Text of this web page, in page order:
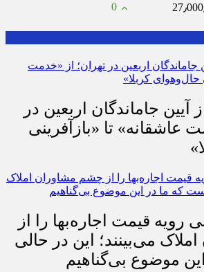
0
جاماندگان اربعین در
عاشقانه» تا «بازآفرینی
رویه قیمت اجاره‌بها را از
می‌بینند؛ این در حالی
موضوع بی‌گناهیم